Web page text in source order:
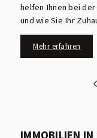
helfen Ihnen bei
und wie Sie Ihr
Mehr erfahren